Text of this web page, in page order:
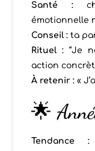
Santé :
émotionnelle
Conseil : ta
Rituel : “Je
action
À retenir : «
🌟
Tendance :